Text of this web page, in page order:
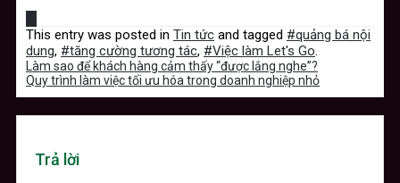
This entry was posted in Tin tức and tagged #quảng bá nội
dung, #tăng cường tương tác, #Việc làm Let's Go.
Làm sao để khách hàng cảm thấy “được lắng nghe”?
Quy trình làm việc tối ưu hóa trong doanh nghiệp nhỏ
Trả lời